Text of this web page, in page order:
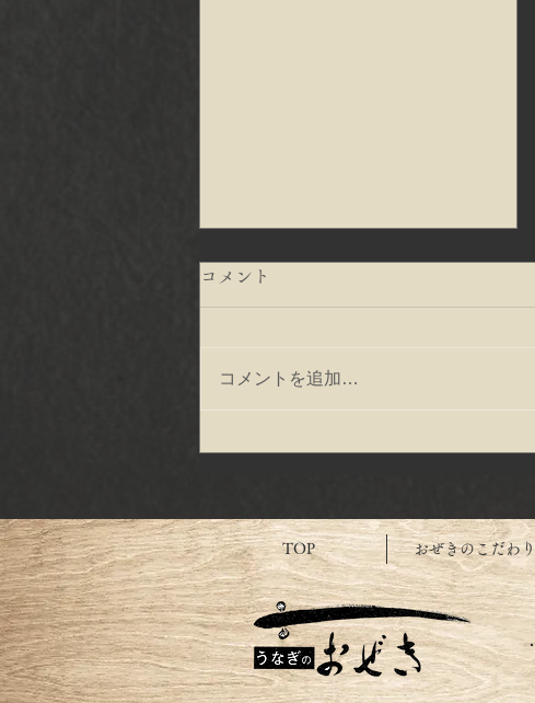
すべての人がYELLを贈り合
に！
コメント
コメントを追加…
TOP おぜきのこだわり